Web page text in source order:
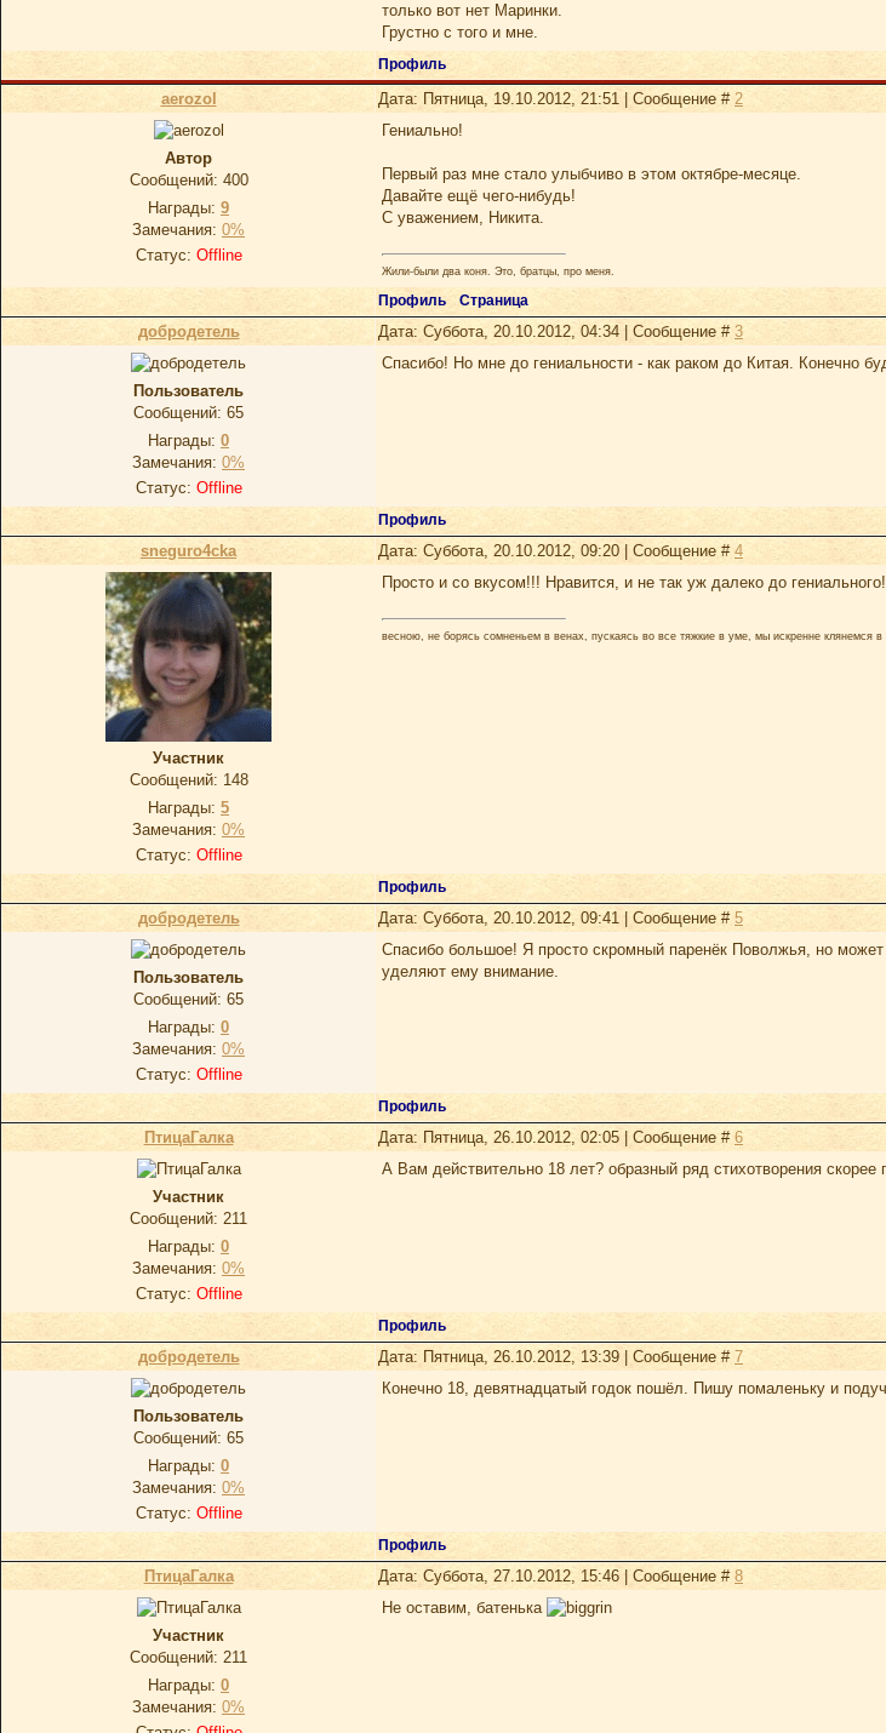
только вот нет Маринки.
Грустно с того и мне.
Профиль
aerozol Дата: Пятница, 19.10.2012, 21:51 | Сообщение # 2
Автор
Сообщений: 400
Награды: 9
Замечания: 0%
Статус: Offline
Гениально!
Первый раз мне стало улыбчиво в этом октябре-месяце.
Давайте ещё чего-нибудь!
С уважением, Никита.
Жили-были два коня. Это, братцы, про меня.
Профиль Страница
добродетель Дата: Суббота, 20.10.2012, 04:34 | Сообщение # 3
Пoльзoватель
Сообщений: 65
Награды: 0
Замечания: 0%
Статус: Offline
Спасибо! Но мне до гениальности - как раком до Китая. Конечно
Профиль
sneguro4cka Дата: Суббота, 20.10.2012, 09:20 | Сообщение # 4
Участник
Сообщений: 148
Награды: 5
Замечания: 0%
Статус: Offline
Просто и со вкусом!!! Нравится, и не так уж далеко до гениального!
весною, не борясь сомненьем в венах, пускаясь во все тяжкие в уме, мы искренне клянемся
Профиль
добродетель Дата: Суббота, 20.10.2012, 09:41 | Сообщение # 5
Пoльзoватель
Сообщений: 65
Награды: 0
Замечания: 0%
Статус: Offline
Спасибо большое! Я просто скромный паренёк Поволжья, но
уделяют ему внимание.
Профиль
ПтицаГалка Дата: Пятница, 26.10.2012, 02:05 | Сообщение # 6
Участник
Сообщений: 211
Награды: 0
Замечания: 0%
Статус: Offline
А Вам действительно 18 лет? образный ряд стихотворения
Профиль
добродетель Дата: Пятница, 26.10.2012, 13:39 | Сообщение # 7
Пoльзoватель
Сообщений: 65
Награды: 0
Замечания: 0%
Статус: Offline
Конечно 18, девятнадцатый годок пошёл. Пишу помаленьку и
Профиль
ПтицаГалка Дата: Суббота, 27.10.2012, 15:46 | Сообщение # 8
Участник
Сообщений: 211
Награды: 0
Замечания: 0%
Не оставим, батенька